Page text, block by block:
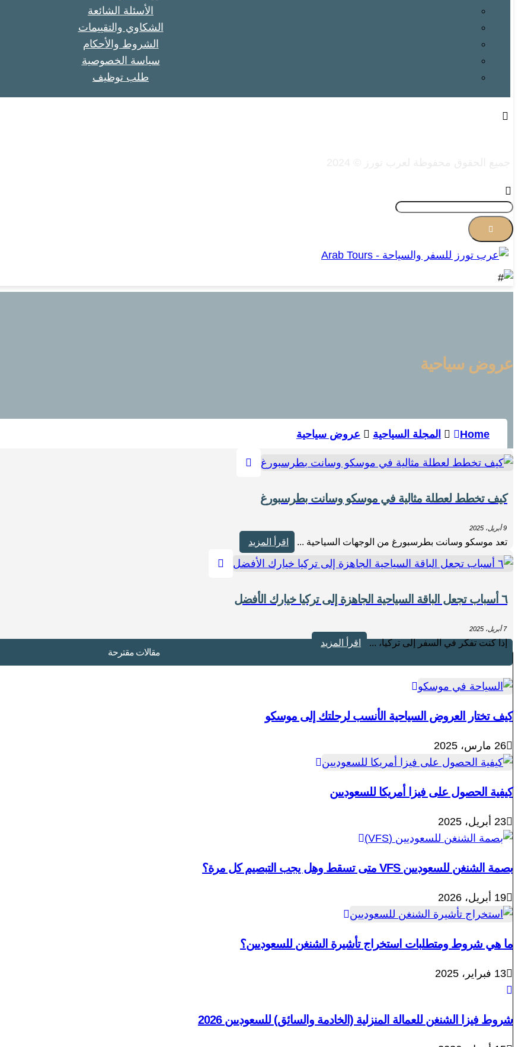
الأسئلة الشائعة
الشكاوي والتقييمات
الشروط والأحكام
سياسة الخصوصية
طلب توظيف
عروض سياحية
Home المجلة السياحية عروض سياحية
كيف تخطط لعطلة مثالية في موسكو وسانت بطرسبورغ
9 أبريل، 2025
تعد موسكو وسانت بطرسبورغ من الوجهات السياحية ... اقرأ المزيد
٦ أسباب تجعل الباقة السياحية الجاهزة إلى تركيا خيارك الأفضل
7 أبريل، 2025
إذا كنت تفكر في السفر إلى تركيا، ...
اقرأ المزيد
مقالات مقترحة
كيف تختار العروض السياحية الأنسب لرحلتك إلى موسكو
26 مارس، 2025
كيفية الحصول على فيزا أمريكا للسعوديين
23 أبريل، 2025
بصمة الشنغن للسعوديين VFS متى تسقط وهل يجب التبصيم كل مرة؟
19 أبريل، 2026
ما هي شروط ومتطلبات استخراج تأشيرة الشنغن للسعوديين؟
13 فبراير، 2025
شروط فيزا الشنغن للعمالة المنزلية (الخادمة والسائق) للسعوديين 2026